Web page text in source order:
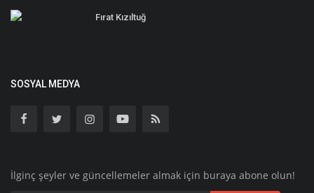
Fırat Kızıltuğ
SOSYAL MEDYA
İlginç şeyler ve güncellemeler almak için buraya abone olun!